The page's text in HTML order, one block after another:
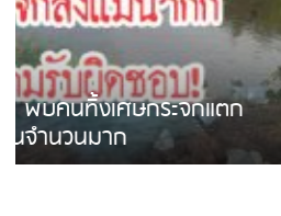
ชาวผาลั้ง โวย ไร้หน่วยงา
จัดการกันเอง